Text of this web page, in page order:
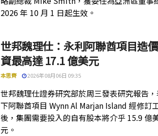
2026 年 10 月 1 日起生效。
世邦魏理仕：永利阿聯酋項目造
資最高達 17.1 億美元
本思齊 2026年08月06日 09:35
世邦魏理仕證券研究部於周三發表研究報告
下阿聯酋項目 Wynn Al Marjan Island 經修訂
後，集團需要投入的自有股本將介乎 15.9 億
元。